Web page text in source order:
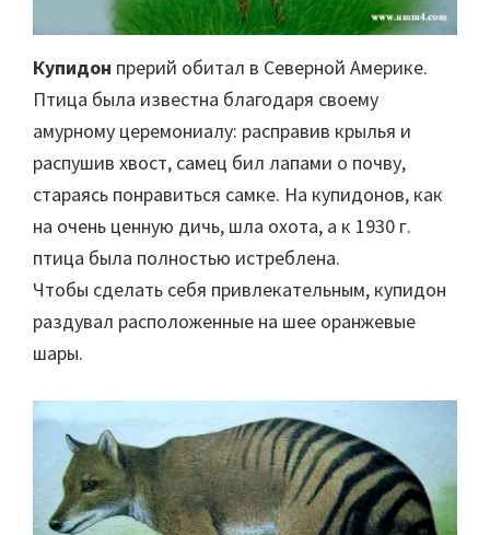
Купидон прерий обитал в Северной Америке.
Птица была известна благодаря своему
амурному церемониалу: расправив крылья и
распушив хвост, самец бил лапами о почву,
стараясь понравиться самке. На купидонов, как
на очень ценную дичь, шла охота, а к 1930 г.
птица была полностью истреблена.
Чтобы сделать себя привлекательным, купидон
раздувал расположенные на шее оранжевые
шары.